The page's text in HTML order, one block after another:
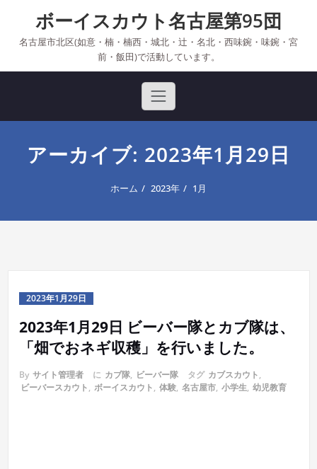
content
ボーイスカウト名古屋第95団
名古屋市北区(如意・楠・楠西・城北・辻・名北・西味鋺・味鋺・宮
前・飯田)で活動しています。
アーカイブ: 2023年1月29日
ホーム 2023年 1月
2023年1月29日
2023年1月29日 ビーバー隊とカブ隊は、
「畑でおネギ収穫」を行いました。
By サイト管理者 に カブ隊, ビーバー隊 タグ カブスカウト,
ビーバースカウト, ボーイスカウト, 体験, 名古屋市, 小学生, 幼児教育